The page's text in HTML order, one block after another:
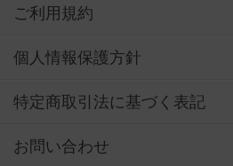
ご利用規約
個人情報保護方針
特定商取引法に基づく表記
お問い合わせ